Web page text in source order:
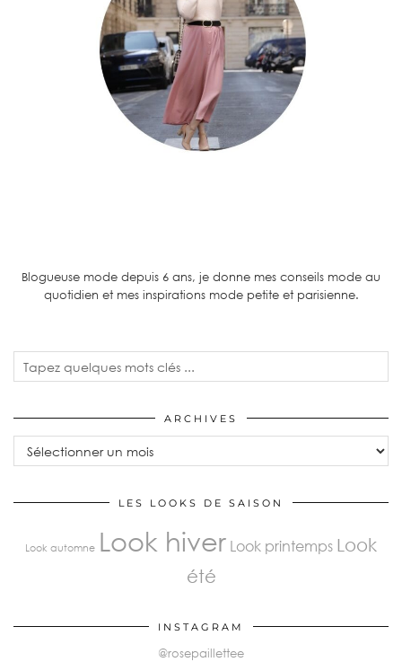
Blogueuse mode depuis 6 ans, je donne mes conseils mode au
quotidien et mes inspirations mode petite et parisienne.
ARCHIVES
LES LOOKS DE SAISON
Look automne Look hiver Look printemps Look
été
INSTAGRAM
@rosepaillettee